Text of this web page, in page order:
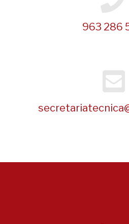
963 286